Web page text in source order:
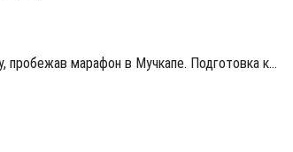
пробежав марафон в Мучкапе. Подготовка к…